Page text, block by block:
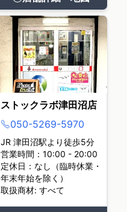
ストックラボ津田沼店
050-5269-5970
JR 津田沼駅より徒歩5分
営業時間：10:00 - 20:00
定休日：なし（臨時休業・
年末年始を除く）
取扱商材: すべて